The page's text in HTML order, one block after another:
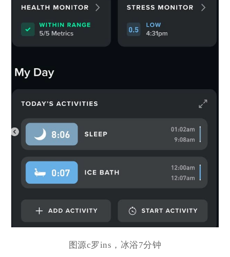
图源c罗ins，冰浴7分钟